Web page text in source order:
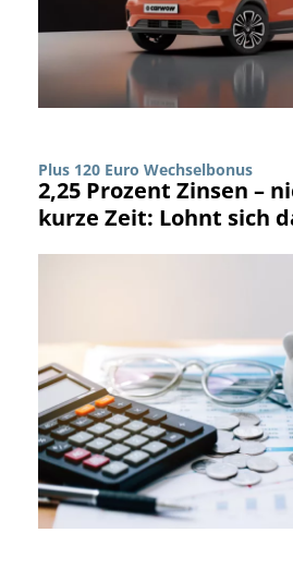
Plus 120 Euro Wechselbonus
2,25 Prozent Zinsen –
kurze Zeit: Lohnt sich